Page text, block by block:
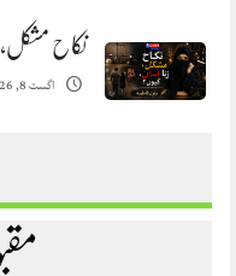
نکاح مشکل،
اگست 8, 2026